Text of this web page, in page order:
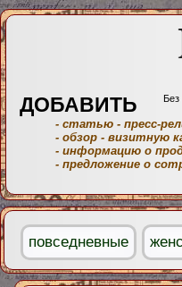
ДОБАВИТЬ
Без
- статью - пресс-
- обзор - визитную
- информацию о
- предложение о
повседневные